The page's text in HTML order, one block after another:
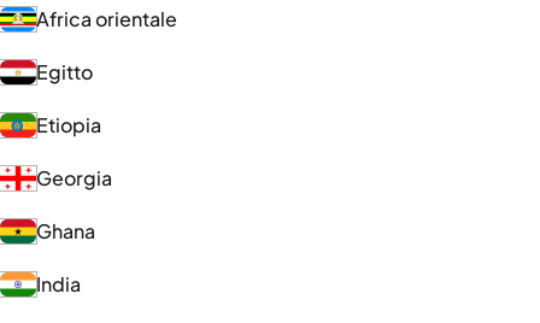
Africa orientale
Egitto
Etiopia
Georgia
Ghana
India